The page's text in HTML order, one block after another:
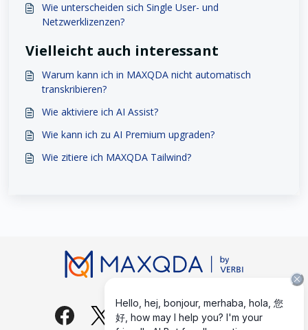
Wie unterscheiden sich Single User- und
Netzwerklizenzen?
Vielleicht auch interessant
Warum kann ich in MAXQDA nicht automatisch
transkribieren?
Wie aktiviere ich AI Assist?
Wie kann ich zu AI Premium upgraden?
Wie zitiere ich MAXQDA Tailwind?